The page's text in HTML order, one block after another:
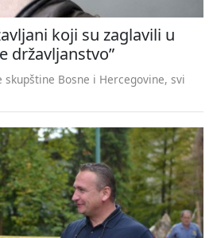
koji su zaglavili u
državljanstvo”
Bosne i Hercegovine, svi